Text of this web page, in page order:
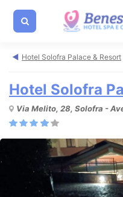
Hotel Solofra Palace & Resort
Hotel Solofra
Via Melito, 28, Solofra -